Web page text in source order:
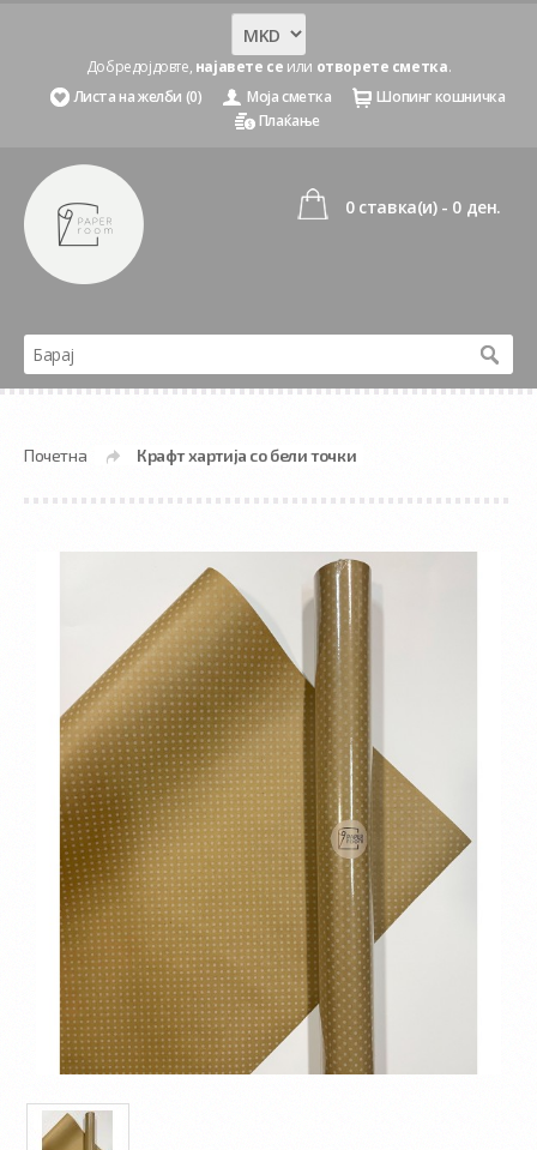
Добредојдовте, најавете се или отворете сметка.
Листа на желби (0)
Моја сметка
Шопинг кошничка
Плаќање
0 ставка(и) - 0 ден.
Почетна » Крафт хартија со бели точки